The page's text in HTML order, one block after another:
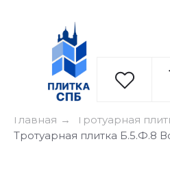
Главная → Тротуарная
Тротуарная плитка Б.5.Ф.8